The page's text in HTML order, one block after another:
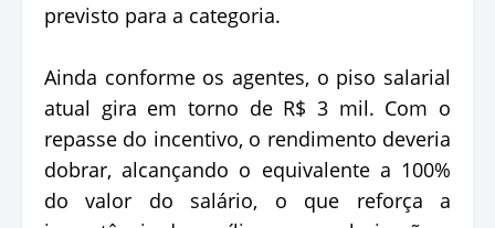
previsto para a categoria.
Ainda conforme os agentes, o piso salarial
atual gira em torno de R$ 3 mil. Com o
repasse do incentivo, o rendimento deveria
dobrar, alcançando o equivalente a 100%
do valor do salário, o que reforça a